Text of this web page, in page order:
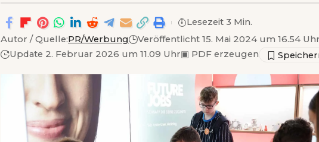
Autor / Quelle:PR/Werbung
Veröffentlicht 15. Mai 2024 um 16.54
Update 2. Februar 2026 um 11.09 Uhr▣ PDF erzeugen
Lesezeit 3 Min.